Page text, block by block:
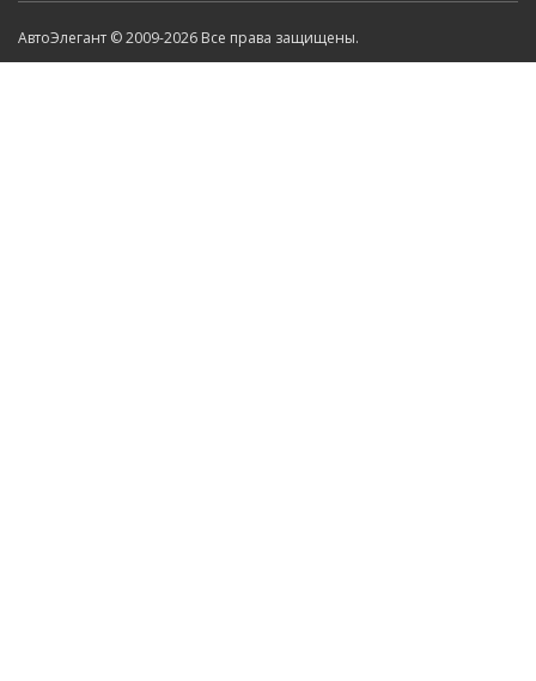
АвтоЭлегант © 2009-2026 Все права защищены.